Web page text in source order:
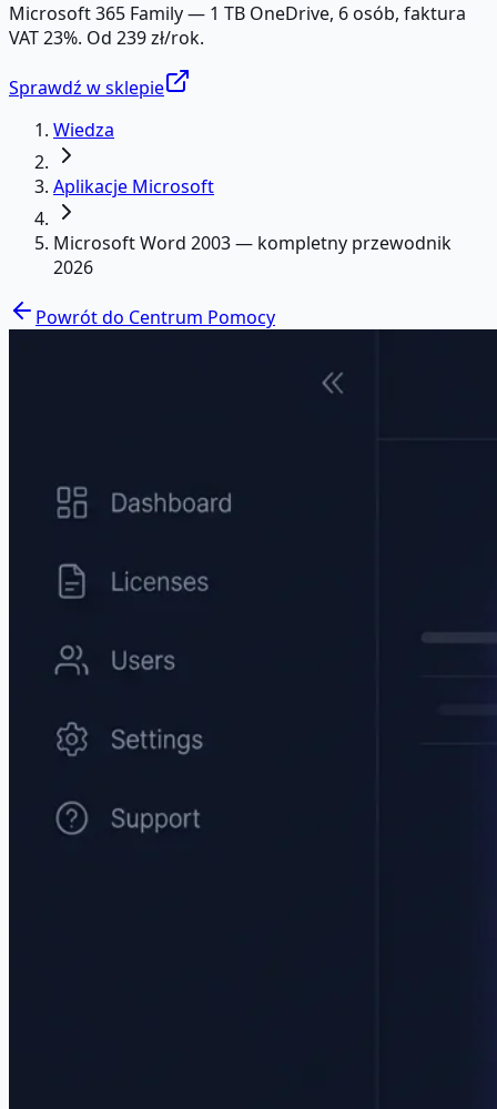
Microsoft 365 Family — 1 TB OneDrive, 6 osób, faktura
VAT 23%. Od 239 zł/rok.
Sprawdź w sklepie
Wiedza
Aplikacje Microsoft
Microsoft Word 2003 — kompletny przewodnik
2026
Powrót do Centrum Pomocy